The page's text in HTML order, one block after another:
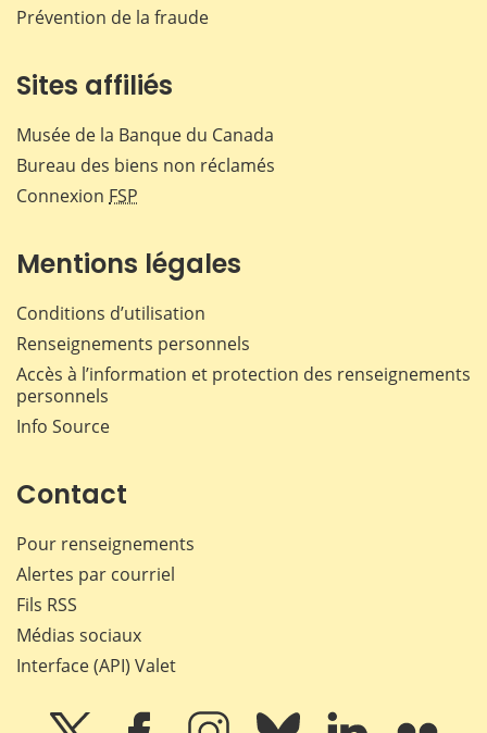
Prévention de la fraude
Sites affiliés
Musée de la Banque du Canada
Bureau des biens non réclamés
Connexion FSP
Mentions légales
Conditions d’utilisation
Renseignements personnels
Accès à l’information et protection des renseignements
personnels
Info Source
Contact
Pour renseignements
Alertes par courriel
Fils RSS
Médias sociaux
Interface (API) Valet